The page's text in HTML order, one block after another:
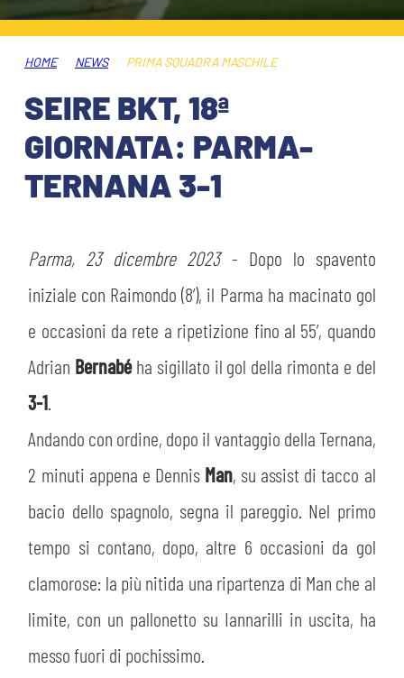
ABBONAMENTI
INFO BIGLIETTI
MUSEUM CLUB EXPERIENCE
TARDINI CARD
TRASFERTE
TICKET GIFT CARD
SHOP
HOSPITALITY
HOSPITALITY
MUSEUM CLUB EXPERIENCE
ESPORTS
ORGANIGRAMMA
MUTTI TRAINING CENTER
MUSEO
LAVORA CON NOI
INFORMATIVA FINANZIARIA
STADIO TARDINI
PLAY GREEN
CSR
LEGENDS
PARTNER
HOME NEWS PRIMA SQUADRA MASCHILE
SEIRE BKT, 18ª
GIORNATA: PARMA-
TERNANA 3-1
Parma, 23 dicembre 2023 - Dopo lo spavento
iniziale con Raimondo (8’), il Parma ha macinato gol
e occasioni da rete a ripetizione fino al 55’, quando
Adrian Bernabéha sigillato il gol della rimonta e del
3-1
Andando con ordine, dopo il vantaggio della Ternana,
2 minuti appena e Dennis Man, su assist di tacco al
bacio dello spagnolo, segna il pareggio. Nel primo
tempo si contano, dopo, altre 6 occasioni da gol
clamorose: la più nitida una ripartenza di Man che al
limite, con un pallonetto su Iannarilli in uscita, ha
messo fuori di pochissimo.